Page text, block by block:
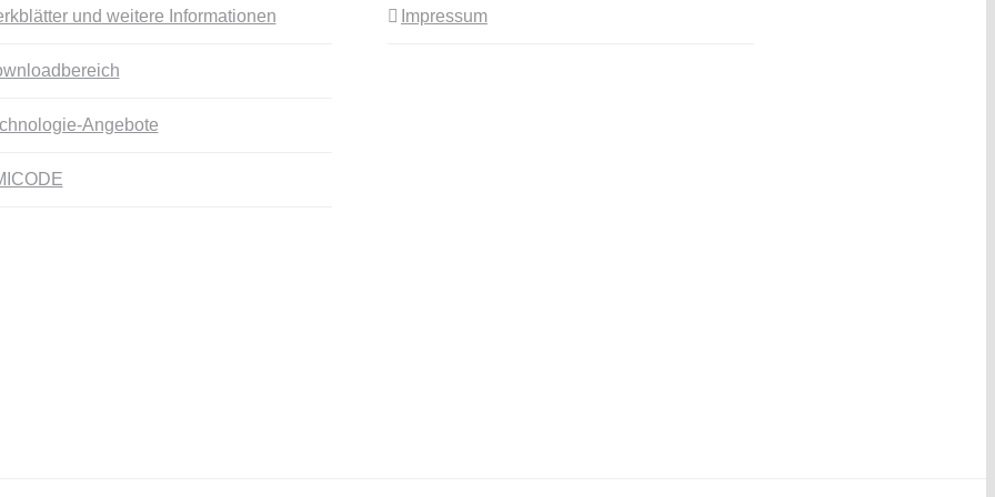
und weitere Informationen
Angebote
Impressum